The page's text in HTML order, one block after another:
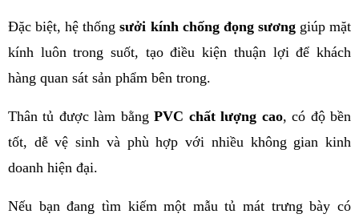
Đặc biệt, hệ thống sưởi kính chống đọng sương giúp mặt
kính luôn trong suốt, tạo điều kiện thuận lợi để khách
hàng quan sát sản phẩm bên trong.
Thân tủ được làm bằng PVC chất lượng cao, có độ bền
tốt, dễ vệ sinh và phù hợp với nhiều không gian kinh
doanh hiện đại.
Nếu bạn đang tìm kiếm một mẫu tủ mát trưng bày có